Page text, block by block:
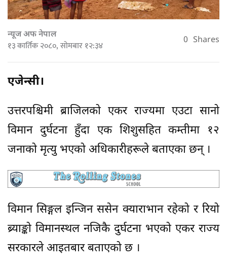
न्यूज अफ नेपाल
१३ कार्तिक २०८०, सोमबार १२:३४ 0 Shares
एजेन्सी।
उत्तरपश्चिमी ब्राजिलको एकर राज्यमा एउटा सानो
विमान दुर्घटना हुँदा एक शिशुसहित कम्तीमा १२
जनाको मृत्यु भएको अधिकारीहरूले बताएका छन् ।
विमान सिङ्गल इन्जिन ससेन क्याराभान रहेको र रियो
ब्र्याङ्को विमानस्थल नजिकै दुर्घटना भएको एकर राज्य
सरकारले आइतबार बताएको छ ।